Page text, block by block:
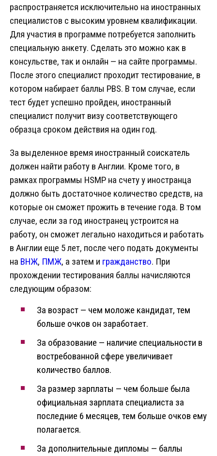
распространяется исключительно на иностранных
специалистов с высоким уровнем квалификации.
Для участия в программе потребуется заполнить
специальную анкету. Сделать это можно как в
консульстве, так и онлайн — на сайте программы.
После этого специалист проходит тестирование, в
котором набирает баллы PBS. В том случае, если
тест будет успешно пройден, иностранный
специалист получит визу соответствующего
образца сроком действия на один год.
За выделенное время иностранный соискатель
должен найти работу в Англии. Кроме того, в
рамках программы HSMP на счету у иностранца
должно быть достаточное количество средств, на
которые он сможет прожить в течение года. В том
случае, если за год иностранец устроится на
работу, он сможет легально находиться и работать
в Англии еще 5 лет, после чего подать документы
на ВНЖ, ПМЖ, а затем и гражданство. При
прохождении тестирования баллы начисляются
следующим образом:
За возраст — чем моложе кандидат, тем
больше очков он заработает.
За образование — наличие специальности в
востребованной сфере увеличивает
количество баллов.
За размер зарплаты — чем больше была
официальная зарплата специалиста за
последние 6 месяцев, тем больше очков ему
полагается.
За дополнительные дипломы — баллы